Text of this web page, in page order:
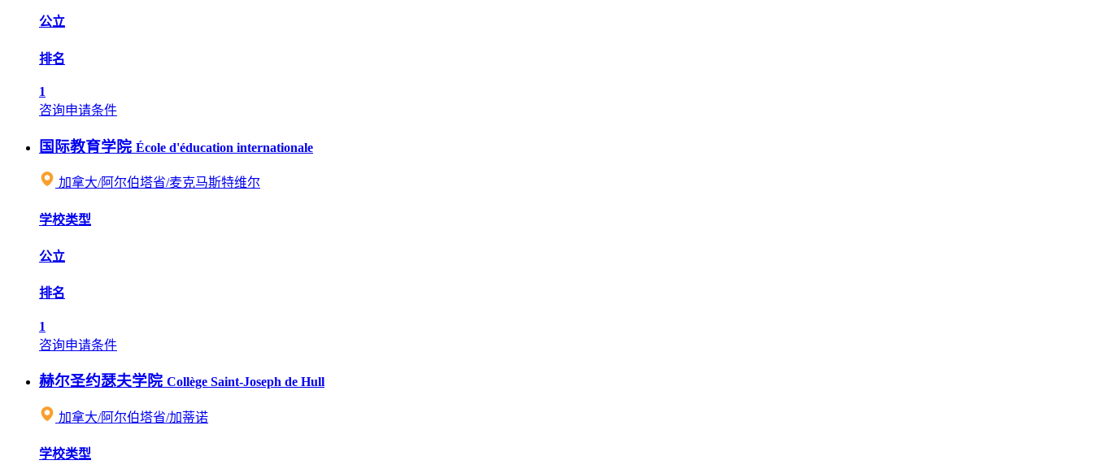
公立
排名
1
咨询申请条件
国际教育学院 École d'éducation internationale
加拿大/阿尔伯塔省/麦克马斯特维尔
学校类型
公立
排名
1
咨询申请条件
赫尔圣约瑟夫学院 Collège Saint-Joseph de Hull
加拿大/阿尔伯塔省/加蒂诺
学校类型